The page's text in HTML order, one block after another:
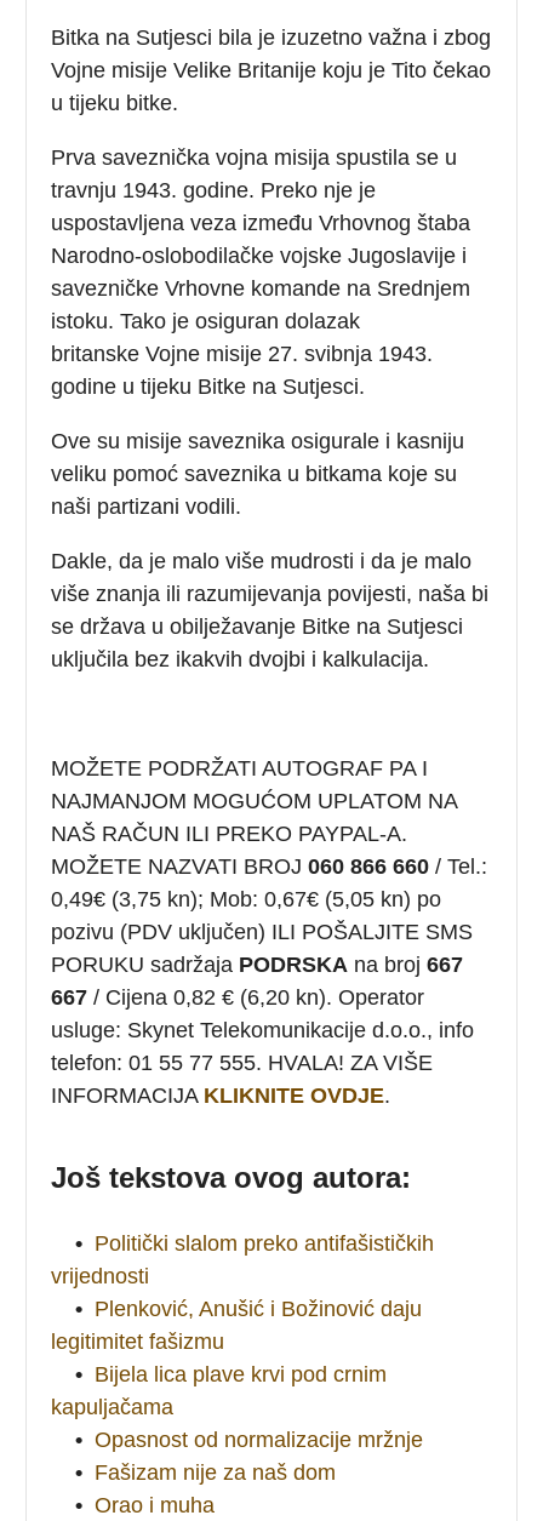
Bitka na Sutjesci bila je izuzetno važna i zbog
Vojne misije Velike Britanije koju je Tito čekao
u tijeku bitke.
Prva saveznička vojna misija spustila se u
travnju 1943. godine. Preko nje je
uspostavljena veza između Vrhovnog štaba
Narodno-oslobodilačke vojske Jugoslavije i
savezničke Vrhovne komande na Srednjem
istoku. Tako je osiguran dolazak
britanske Vojne misije 27. svibnja 1943.
godine u tijeku Bitke na Sutjesci.
Ove su misije saveznika osigurale i kasniju
veliku pomoć saveznika u bitkama koje su
naši partizani vodili.
Dakle, da je malo više mudrosti i da je malo
više znanja ili razumijevanja povijesti, naša bi
se država u obilježavanje Bitke na Sutjesci
uključila bez ikakvih dvojbi i kalkulacija.
MOŽETE PODRŽATI AUTOGRAF PA I
NAJMANJOM MOGUĆOM UPLATOM NA
NAŠ RAČUN ILI PREKO PAYPAL-A.
MOŽETE NAZVATI BROJ060 866 660 / Tel.:
0,49€ (3,75 kn); Mob: 0,67€ (5,05 kn) po
pozivu (PDV uključen) ILI POŠALJITE SMS
PORUKU sadržaja PODRSKA na broj667
667 / Cijena 0,82 € (6,20 kn). Operator
usluge: Skynet Telekomunikacije d.o.o., info
telefon: 01 55 77 555. HVALA! ZA VIŠE
INFORMACIJA KLIKNITE OVDJE.
Još tekstova ovog autora:
• Politički slalom preko antifašističkih
vrijednosti
• Plenković, Anušić i Božinović daju
legitimitet fašizmu
• Bijela lica plave krvi pod crnim
kapuljačama
• Opasnost od normalizacije mržnje
• Fašizam nije za naš dom
• Orao i muha